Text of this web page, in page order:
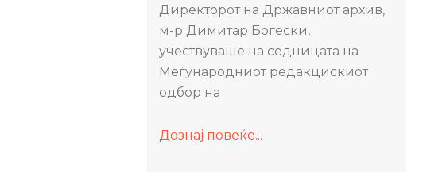
Директорот на Државниот архив,
м-р Димитар Богески,
учествуваше на седницата на
Меѓународниот редакцискиот
одбор на
Дознај повеќе...